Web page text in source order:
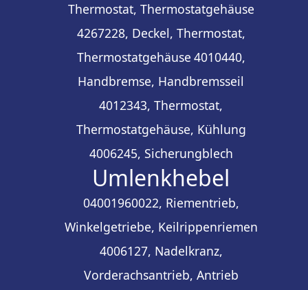
Thermostat, Thermostatgehäuse
4267228, Deckel, Thermostat,
Thermostatgehäuse 4010440,
Handbremse, Handbremsseil
4012343, Thermostat,
Thermostatgehäuse, Kühlung
4006245, Sicherungblech
Umlenkhebel
04001960022, Riementrieb,
Winkelgetriebe, Keilrippenriemen
4006127, Nadelkranz,
Vorderachsantrieb, Antrieb